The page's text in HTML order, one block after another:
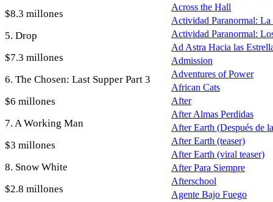
$8.3 millones
5. Drop
$7.3 millones
6. The Chosen: Last Supper Part 3
$6 millones
7. A Working Man
$3 millones
8. Snow White
$2.8 millones
Across the Hall
Actividad Paranormal: La
Actividad Paranormal:
Ad Astra Hacia las
Admission
Adventures of Power
African Cats
After
After Almas Perdidas
After Earth (Después de
After Earth (teaser)
After Earth (viral teaser)
After Para Siempre
Afterschool
Agente Bajo Fuego